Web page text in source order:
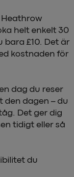
helt enkelt 30
bara £10. Det är
kostnaden för
dag du reser
den dagen – du
Det ger dig
tidigt eller så
du